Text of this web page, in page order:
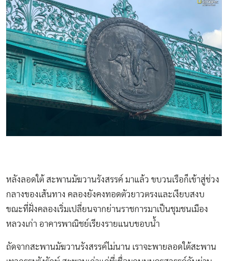
หลังลอดใต้ สะพานมัฆวานรังสรรค์ มาแล้ว ขบวนเรือก็เข้าสู่ช่วง
กลางของเส้นทาง คลองยังคงทอดตัวยาวตรงและเงียบสงบ
ขณะที่ฝั่งคลองเริ่มเปลี่ยนจากย่านราชการมาเป็นชุมชนเมือง
หลวงเก่า อาคารพาณิชย์เรียงรายแนบขอบน้ำ
ถัดจากสะพานมัฆวานรังสรรค์ไม่นาน เราจะพายลอดใต้สะพาน